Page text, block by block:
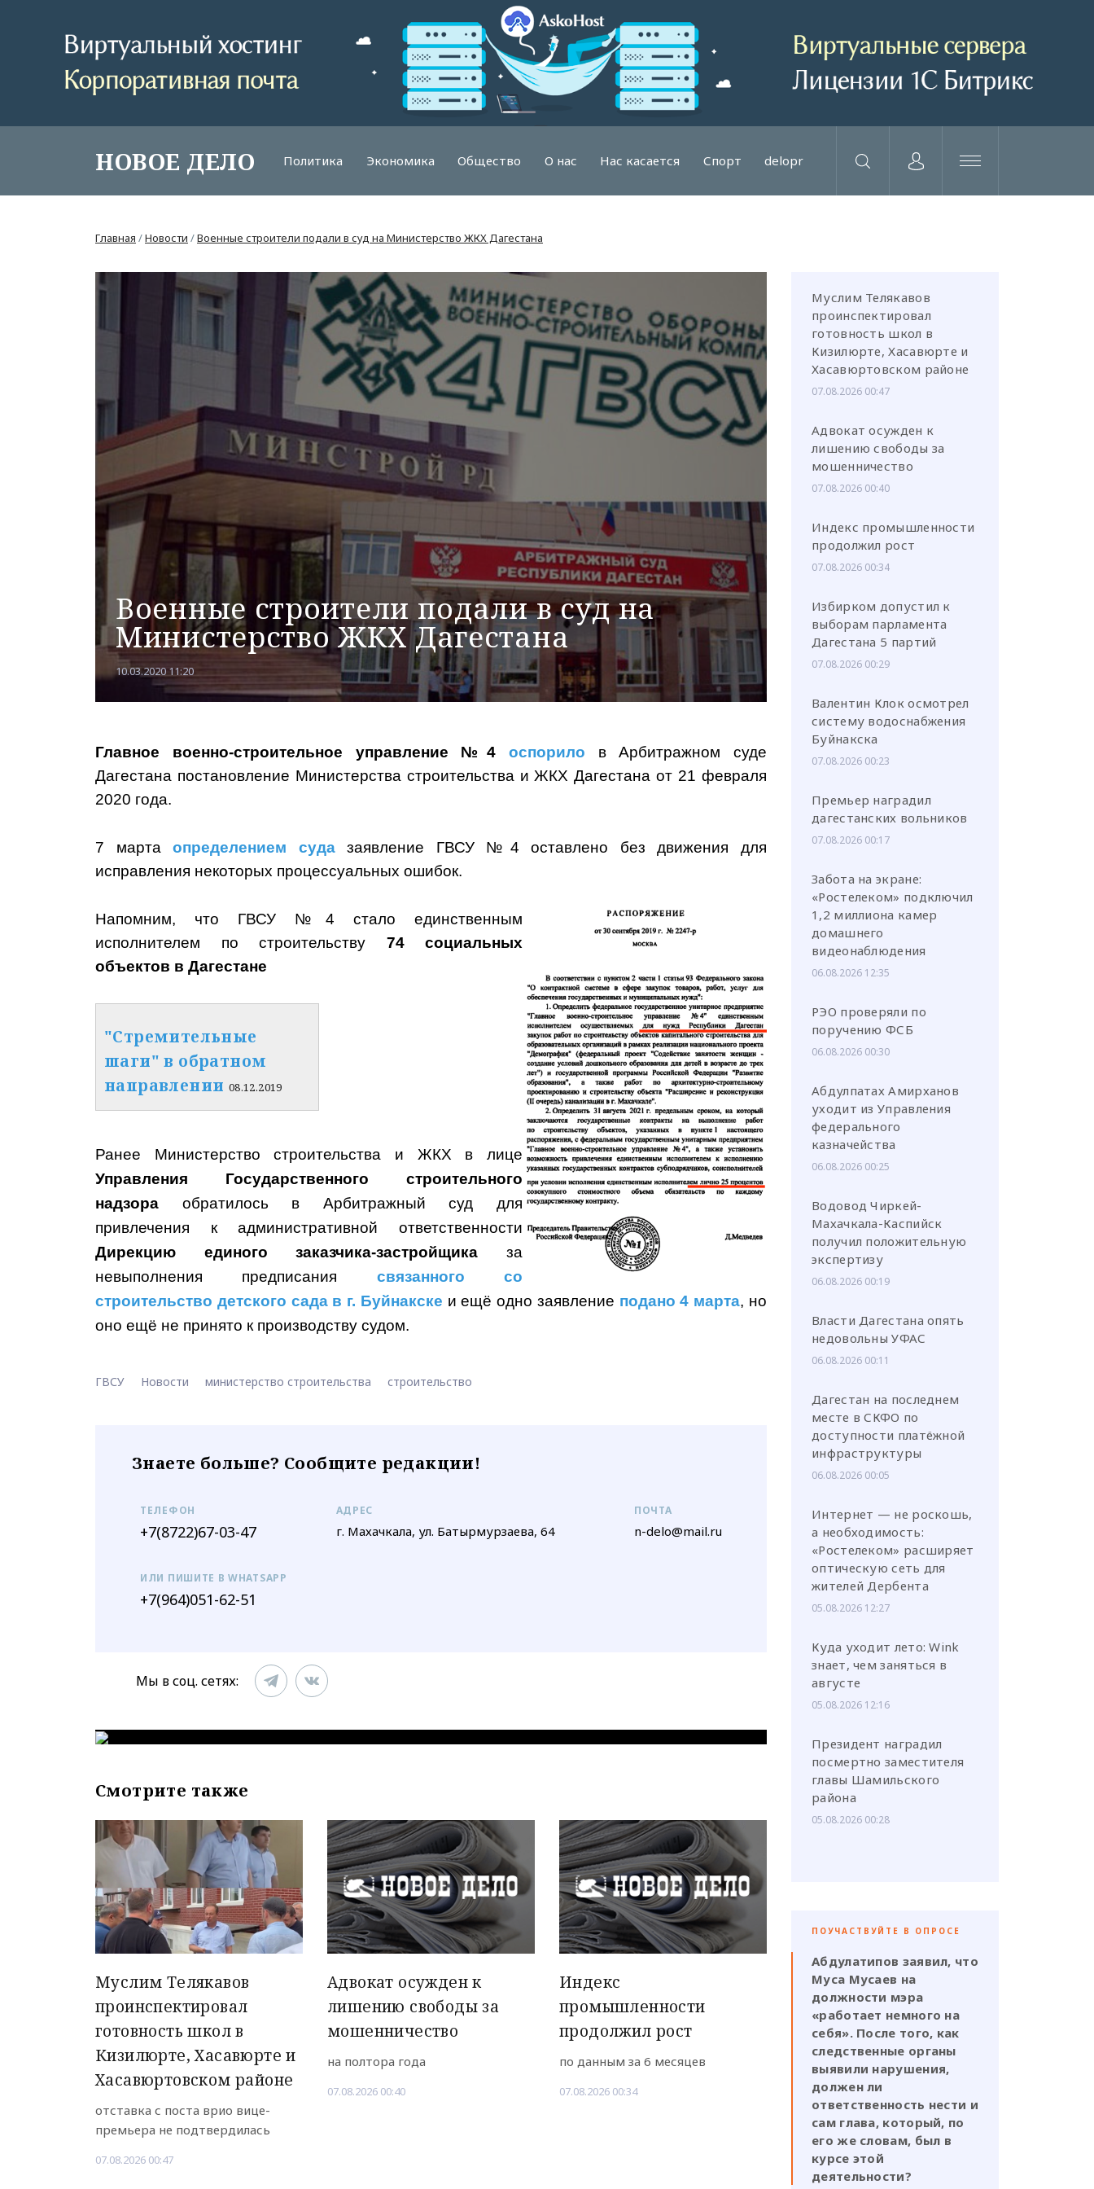
НОВОЕ ДЕЛО Политика Экономика Общество О нас Нас касается Спорт delopr
или через соц. сети
Главная /Новости /Военные строители подали в суд на Министерство ЖКХ Дагестана
Военные строители подали в суд на
Министерство ЖКХ Дагестана
10.03.2020 11:20
Главное военно-строительное управление №4 оспорило в Арбитражном суде
Дагестана постановление Министерства строительства и ЖКХ Дагестана от 21 февраля
2020 года.
7 мартаопределением судазаявление ГВСУ №4 оставлено без движения для
исправления некоторых процессуальных ошибок.
Напомним, что ГВСУ №4 стало единственным
исполнителем по строительству 74 социальных
объектов в Дагестане
"Стремительные
шаги" в обратном
направлении 08.12.2019
Ранее Министерство строительства и ЖКХ в лице
Управления Государственного строительного
надзора обратилось в Арбитражный суд для
привлечения к административной ответственности
Дирекцию единого заказчика-застройщика за
невыполнения предписания связанного со
строительство детского сада в г. Буйнакске и ещё одно заявление подано 4 марта, но
оно ещё не принято к производству судом.
ГВСУ Новости министерство строительства строительство
Знаете больше? Сообщите редакции!
ТЕЛЕФОН
+7(8722)67-03-47
АДРЕС
г. Махачкала, ул. Батырмурзаева, 64
ПОЧТА
n-delo@mail.ru
ИЛИ ПИШИТЕ В WHATSAPP
+7(964)051-62-51
Мы в соц. сетях:
Смотрите также
Муслим Телякавов
проинспектировал
готовность школ в
Кизилюрте, Хасавюрте и
Хасавюртовском районе
отставка с поста врио вице-
премьера не подтвердилась
07.08.2026 00:47
Адвокат осужден к
лишению свободы за
мошенничество
на полтора года
07.08.2026 00:40
Индекс
промышленности
продолжил рост
по данным за 6 месяцев
07.08.2026 00:34
Муслим Телякавов
проинспектировал
готовность школ в
Кизилюрте, Хасавюрте и
Хасавюртовском районе
07.08.2026 00:47
Адвокат осужден к
лишению свободы за
мошенничество
07.08.2026 00:40
Индекс промышленности
продолжил рост
07.08.2026 00:34
Избирком допустил к
выборам парламента
Дагестана 5 партий
07.08.2026 00:29
Валентин Клок осмотрел
систему водоснабжения
Буйнакска
07.08.2026 00:23
Премьер наградил
дагестанских вольников
07.08.2026 00:17
Забота на экране:
«Ростелеком» подключил
1,2 миллиона камер
домашнего
видеонаблюдения
06.08.2026 12:35
РЭО проверяли по
поручению ФСБ
06.08.2026 00:30
Абдулпатах Амирханов
уходит из Управления
федерального
казначейства
06.08.2026 00:25
Водовод Чиркей-
Махачкала-Каспийск
получил положительную
экспертизу
06.08.2026 00:19
Власти Дагестана опять
недовольны УФАС
06.08.2026 00:11
Дагестан на последнем
месте в СКФО по
доступности платёжной
инфраструктуры
06.08.2026 00:05
Интернет — не роскошь,
а необходимость:
«Ростелеком» расширяет
оптическую сеть для
жителей Дербента
05.08.2026 12:27
Куда уходит лето: Wink
знает, чем заняться в
августе
05.08.2026 12:16
Президент наградил
посмертно заместителя
главы Шамильского
района
05.08.2026 00:28
ПОУЧАСТВУЙТЕ В ОПРОСЕ
Абдулатипов заявил, что
Муса Мусаев на
должности мэра
«работает немного на
себя». После того, как
следственные органы
выявили нарушения,
должен ли
ответственность нести и
сам глава, который, по
его же словам, был в
курсе этой
деятельности?